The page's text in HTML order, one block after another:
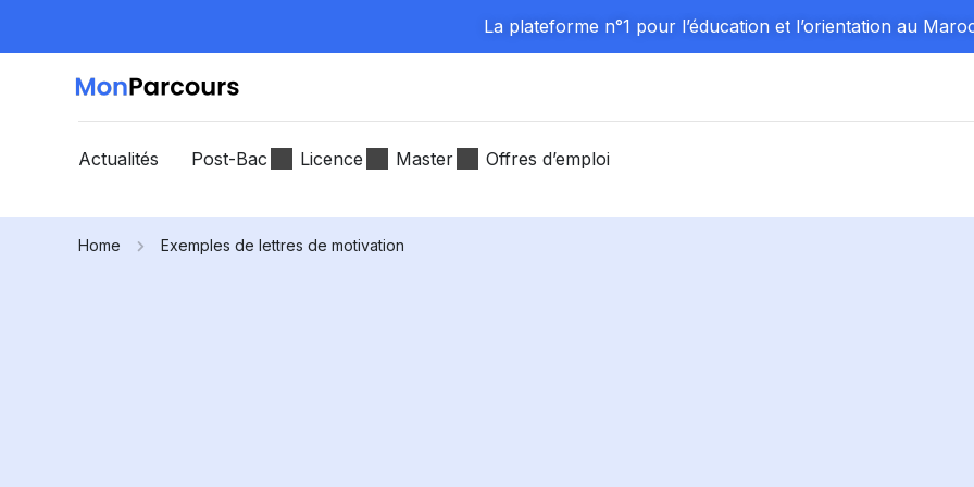
La plateforme n°1 pour l’éducation et l’orientation au
Actualités Post-Bac Licence Master Offres d’emploi
Home Exemples de lettres de motivation